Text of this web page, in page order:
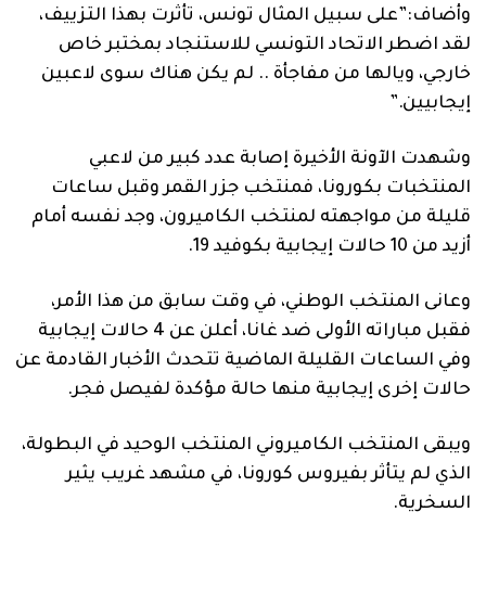
وأضاف:”على سبيل المثال تونس، تأثرت بهذا التزييف،
لقد اضطر الاتحاد التونسي للاستنجاد بمختبر خاص
خارجي، ويالها ​​من مفاجأة .. لم يكن هناك سوى لاعبين
إيجابيين.”
وشهدت الآونة الأخيرة إصابة عدد كبير من لاعبي
المنتخبات بكورونا، فمنتخب جزر القمر وقبل ساعات
قليلة من مواجهته لمنتخب الكاميرون، وجد نفسه أمام
أزيد من 10 حالات إيجابية بكوفيد 19.
وعانى المنتخب الوطني، في وقت سابق من هذا الأمر،
فقبل مباراته الأولى ضد غانا، أعلن عن 4 حالات إيجابية
وفي الساعات القليلة الماضية تتحدث الأخبار القادمة عن
حالات إخرى إيجابية منها حالة مؤكدة لفيصل فجر.
ويبقى المنتخب الكاميروني المنتخب الوحيد في البطولة،
الذي لم يتأثر بفيروس كورونا، في مشهد غريب يثير
السخرية.